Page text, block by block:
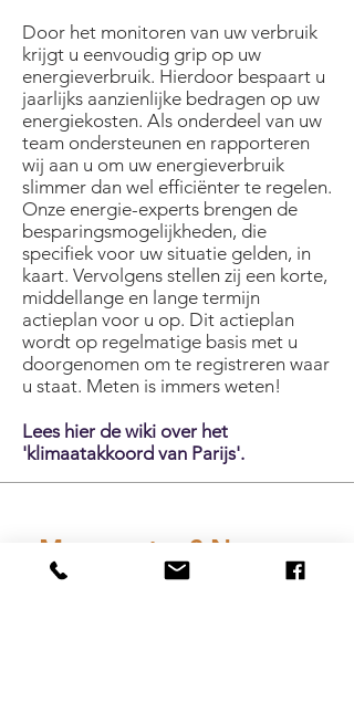
Door het monitoren van uw verbruik
krijgt u eenvoudig grip op uw
energieverbruik. Hierdoor bespaart u
jaarlijks aanzienlijke bedragen op uw
energiekosten. Als onderdeel van uw
team ondersteunen en rapporteren
wij aan u om uw energieverbruik
slimmer dan wel efficiënter te regelen.
Onze energie-experts brengen de
besparingsmogelijkheden, die
specifiek voor uw situatie gelden, in
kaart. Vervolgens stellen zij een korte,
middellange en lange termijn
actieplan voor u op. Dit actieplan
wordt op regelmatige basis met u
doorgenomen om te registreren waar
u staat. Meten is immers weten!
Lees hier de wiki over het
'klimaatakkoord van Parijs'.
Meer weten? Neem
contact met ons op.